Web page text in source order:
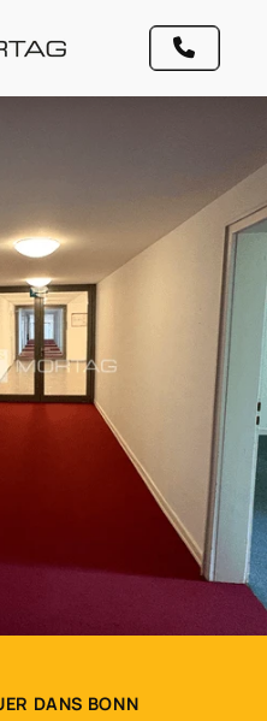
DANS BONN